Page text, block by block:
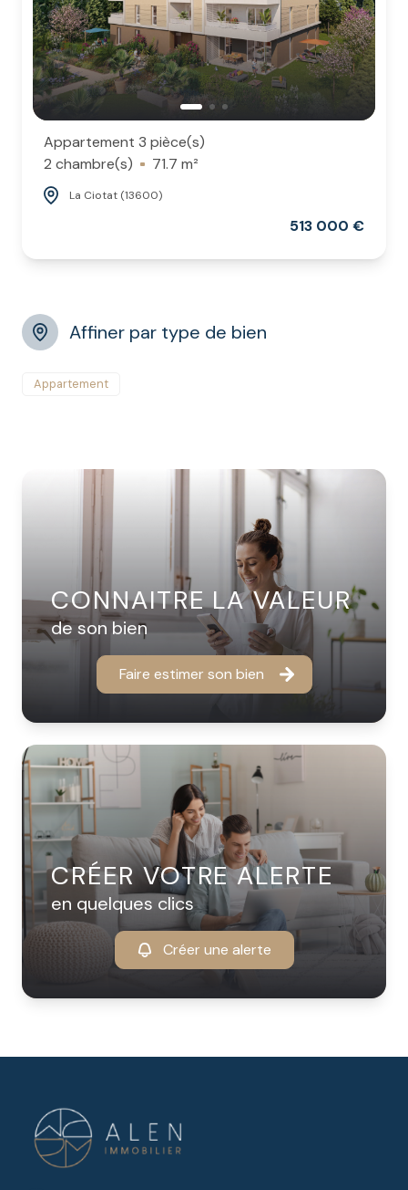
Appartement 3 pièce(s)
2 chambre(s)
71.7 m²
La Ciotat (13600)
513 000 €
Affiner par type de bien
Appartement
CONNAITRE LA VALEUR
de son bien
Faire estimer son bien
CRÉER VOTRE ALERTE
en quelques clics
Créer une alerte